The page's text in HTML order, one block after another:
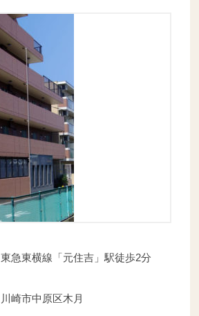
東急東横線「元住吉」駅徒歩2分
川崎市中原区木月